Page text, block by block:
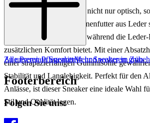
Der MICK Sneaker bietet nicht nur optisch,
höchsten Komfort. Das Innenfutter aus Leder
angenehmes Tragegefühl, während die
zusätzlichen Komfort bietet. Mit einer
einer strapazierfähigen Gummisohle
Stabilität und Langlebigkeit. Perfekt für den
Anlässe, ist dieser Sneaker eine ideale Wahl
Stil und Qualität legen.
Zu unseren Pflegemitteln und weiterem
Alle Premiata SneakerMehr Sneaker in grün
Footerbereich
Folgen Sie uns: